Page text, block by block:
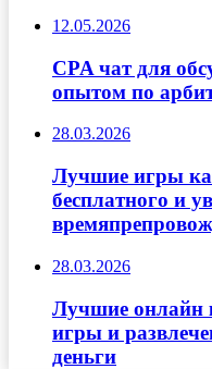
12.05.2026
CPA чат для
опытом по
28.03.2026
Лучшие игры
бесплатного и
28.03.2026
Лучшие онлайн
игры и
деньги